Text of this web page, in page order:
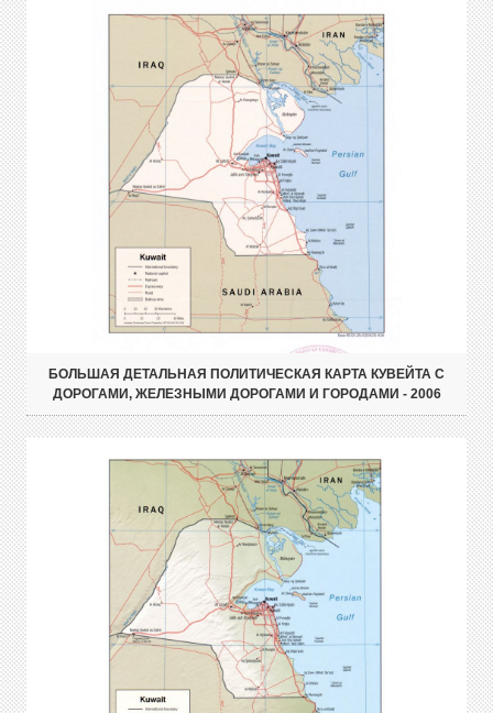
БОЛЬШАЯ ДЕТАЛЬНАЯ ПОЛИТИЧЕСКАЯ КАРТА КУВЕЙТА С
ДОРОГАМИ, ЖЕЛЕЗНЫМИ ДОРОГАМИ И ГОРОДАМИ - 2006